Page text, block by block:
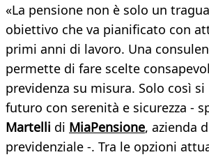
«La pensione non è solo un
obiettivo che va pianificato con
primi anni di lavoro. Una
permette di fare scelte
previdenza su misura. Solo così
futuro con serenità e sicurezza -
Martelli di MiaPensione, azienda
previdenziale -. Tra le opzioni